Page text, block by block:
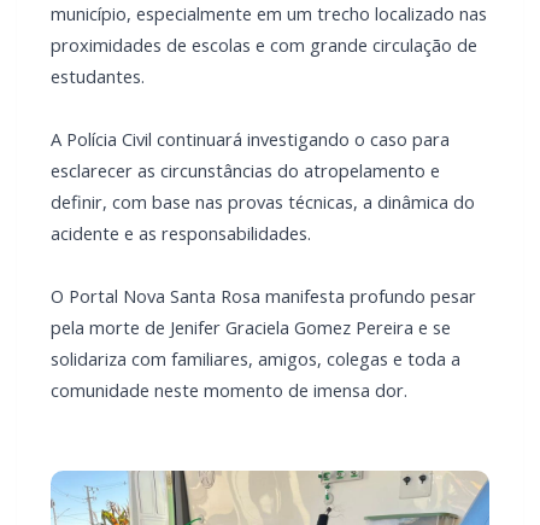
município, especialmente em um trecho localizado nas
proximidades de escolas e com grande circulação de
estudantes.
A Polícia Civil continuará investigando o caso para
esclarecer as circunstâncias do atropelamento e
definir, com base nas provas técnicas, a dinâmica do
acidente e as responsabilidades.
O Portal Nova Santa Rosa manifesta profundo pesar
pela morte de Jenifer Graciela Gomez Pereira e se
solidariza com familiares, amigos, colegas e toda a
comunidade neste momento de imensa dor.